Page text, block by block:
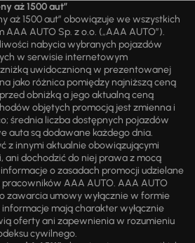
aż 1500 aut”
aż 1500 aut” obowiązuje we wszystkich
AUTO Sp. z o.o. („AAA AUTO”).
nabycia wybranych pojazdów
w serwisie internetowym
uwidocznioną w prezentowanej
jako różnica pomiędzy najniższą ceną
obniżką a jego aktualną ceną
objętych promocją jest zmienna i
średnia liczba dostępnych pojazdów
auta są dodawane każdego dnia.
z innymi aktualnie obowiązującymi
ani dochodzić do niej prawa z mocą
o zasadach promocji udzielane
AAA AUTO. AAA AUTO
zawarcia umowy wyłącznie w formie
mają charakter wyłącznie
oferty ani zapewnienia w rozumieniu
cywilnego.